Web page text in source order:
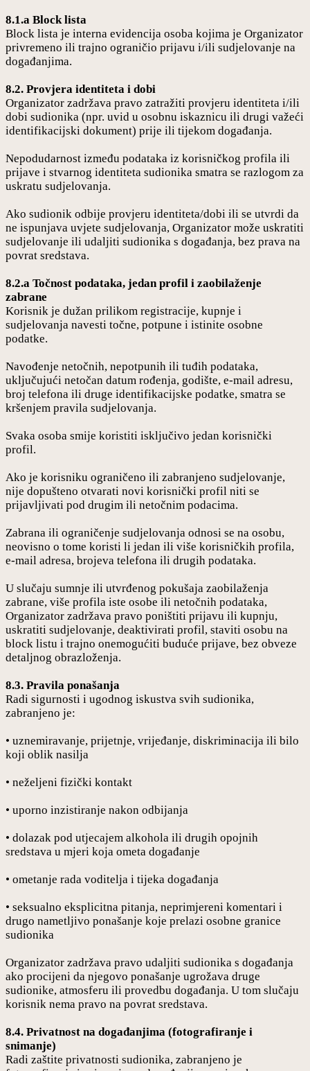
8.1.a Block lista
Block lista je interna evidencija osoba kojima je Organizator
privremeno ili trajno ograničio prijavu i/ili sudjelovanje na
događanjima.
8.2. Provjera identiteta i dobi
Organizator zadržava pravo zatražiti provjeru identiteta i/ili
dobi sudionika (npr. uvid u osobnu iskaznicu ili drugi važeći
identifikacijski dokument) prije ili tijekom događanja.
Nepodudarnost između podataka iz korisničkog profila ili
prijave i stvarnog identiteta sudionika smatra se razlogom za
uskratu sudjelovanja.
Ako sudionik odbije provjeru identiteta/dobi ili se utvrdi da
ne ispunjava uvjete sudjelovanja, Organizator može uskratiti
sudjelovanje ili udaljiti sudionika s događanja, bez prava na
povrat sredstava.
8.2.a Točnost podataka, jedan profil i zaobilaženje
zabrane
Korisnik je dužan prilikom registracije, kupnje i
sudjelovanja navesti točne, potpune i istinite osobne
podatke.
Navođenje netočnih, nepotpunih ili tuđih podataka,
uključujući netočan datum rođenja, godište, e-mail adresu,
broj telefona ili druge identifikacijske podatke, smatra se
kršenjem pravila sudjelovanja.
Svaka osoba smije koristiti isključivo jedan korisnički
profil.
Ako je korisniku ograničeno ili zabranjeno sudjelovanje,
nije dopušteno otvarati novi korisnički profil niti se
prijavljivati pod drugim ili netočnim podacima.
Zabrana ili ograničenje sudjelovanja odnosi se na osobu,
neovisno o tome koristi li jedan ili više korisničkih profila,
e-mail adresa, brojeva telefona ili drugih podataka.
U slučaju sumnje ili utvrđenog pokušaja zaobilaženja
zabrane, više profila iste osobe ili netočnih podataka,
Organizator zadržava pravo poništiti prijavu ili kupnju,
uskratiti sudjelovanje, deaktivirati profil, staviti osobu na
block listu i trajno onemogućiti buduće prijave, bez obveze
detaljnog obrazloženja.
8.3. Pravila ponašanja
Radi sigurnosti i ugodnog iskustva svih sudionika,
zabranjeno je:
• uznemiravanje, prijetnje, vrijeđanje, diskriminacija ili bilo
koji oblik nasilja
• neželjeni fizički kontakt
• uporno inzistiranje nakon odbijanja
• dolazak pod utjecajem alkohola ili drugih opojnih
sredstava u mjeri koja ometa događanje
• ometanje rada voditelja i tijeka događanja
• seksualno eksplicitna pitanja, neprimjereni komentari i
drugo nametljivo ponašanje koje prelazi osobne granice
sudionika
Organizator zadržava pravo udaljiti sudionika s događanja
ako procijeni da njegovo ponašanje ugrožava druge
sudionike, atmosferu ili provedbu događanja. U tom slučaju
korisnik nema pravo na povrat sredstava.
8.4. Privatnost na događanjima (fotografiranje i
snimanje)
Radi zaštite privatnosti sudionika, zabranjeno je